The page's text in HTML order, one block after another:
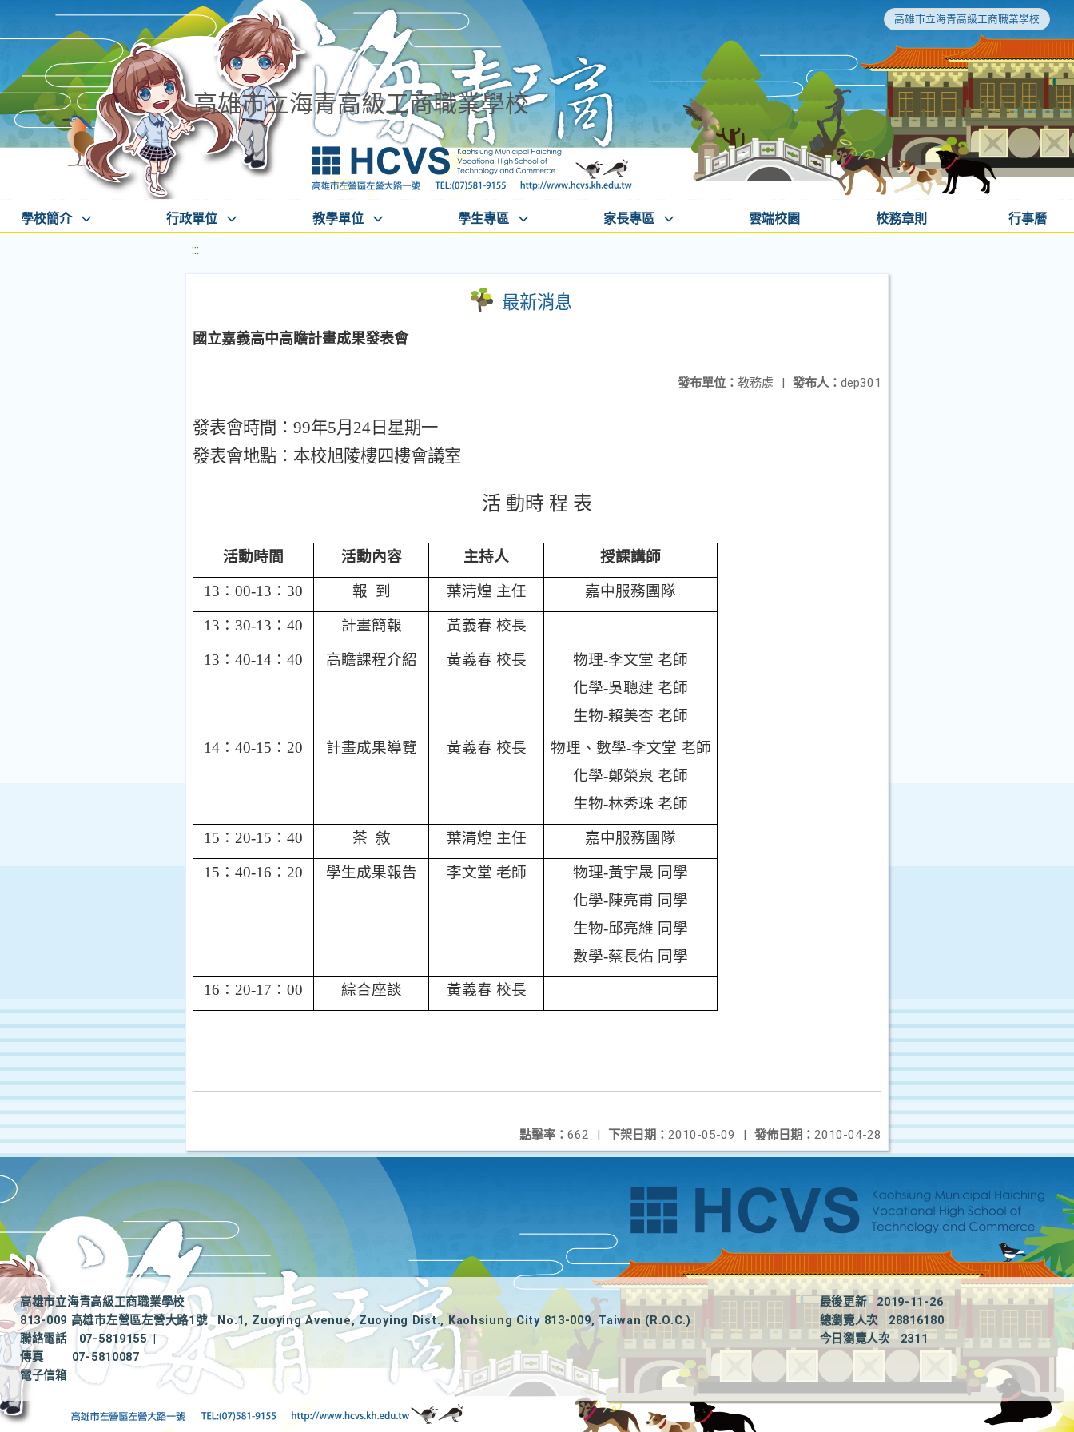
高雄市立海青高級工商職業學校
高雄市立海青高級工商職業學校
學校簡介 行政單位 教學單位 學生專區 家長專區 雲端校園 校務章則 行事曆
:::
最新消息
國立嘉義高中高瞻計畫成果發表會
發布人： dep301
發布單位： 教務處 |
發表會時間： 99年5月 24 日星期一
發表會地點：本校旭陵樓四樓會議室
活 動時 程 表
活動時間 活動內容 主持人 授課講師
13 ： 00-13 ： 30 報 到 葉清煌 主任 嘉中服務團隊
13 ： 30-13 ： 40 計畫簡報 黃義春 校長
13 ： 40-14 ： 40 高瞻課程介紹 黃義春 校長 物理-李文堂 老師
化學-吳聰建 老師
生物-賴美杏 老師
14 ： 40-15 ： 20 計畫成果導覽 黃義春 校長 物理、數學-李文堂 老師
化學-鄭榮泉 老師
生物-林秀珠 老師
15 ： 20-15 ： 40 茶 敘 葉清煌 主任 嘉中服務團隊
15 ： 40-16 ： 20 學生成果報告 李文堂 老師 物理-黃宇晟 同學
化學-陳亮甫 同學
生物-邱亮維 同學
數學-蔡長佑 同學
16 ： 20-17 ： 00 綜合座談 黃義春 校長
發佈日期： 2010-04-28
下架日期： 2010-05-09 |
點擊率： 662 |
高雄市立海青高級工商職業學校
813-009 高雄市左營區左營大路1號
No.1, Zuoying Avenue, Zuoying Dist., Kaohsiung City 813-009, Taiwan (R.O.C.)
聯絡電話
07-5819155
|
傳真
07-5810087
電子信箱
最後更新
2019-11-26
總瀏覽人次
28816180
今日瀏覽人次
2311